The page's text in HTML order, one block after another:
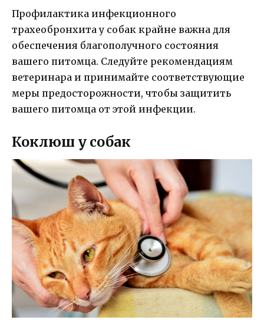
Профилактика инфекционного
трахеобронхита у собак крайне важна для
обеспечения благополучного состояния
вашего питомца. Следуйте рекомендациям
ветеринара и принимайте соответствующие
меры предосторожности, чтобы защитить
вашего питомца от этой инфекции.
Коклюш у собак